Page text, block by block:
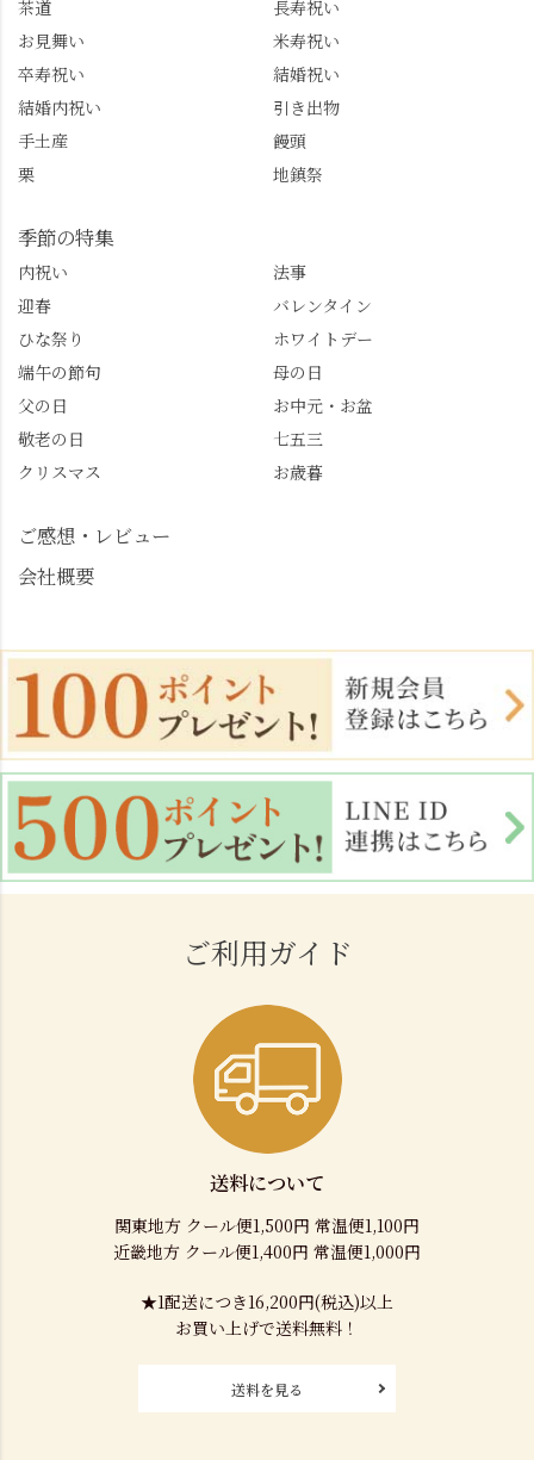
@sense_nagaokakyo 長岡
京市観光協会
@nagaokakyo_tourism ふ
@furufuru_nagaokakyo
物価の値上がりが激し
のガイド活動にしっか
り活かしていきます💪
西山、ほんまにええと
こです。次はあなたを
🚕✨ #京都西山旅感 #京
都西山 #おもてなしタク
こごろ #勝持寺 #正法寺
#善峯寺 #あじさい #あ
じさい供養 #遊龍の松 #
清竹 #なかの邸 #小倉山
荘 #京都観光 #西京区 #
大原野
茶道
長寿祝い
お見舞い
米寿祝い
卒寿祝い
結婚祝い
結婚内祝い
引き出物
手土産
饅頭
栗
地鎮祭
季節の特集
内祝い
法事
迎春
バレンタイン
ひな祭り
ホワイトデー
端午の節句
母の日
父の日
お中元・お盆
敬老の日
七五三
クリスマス
お歳暮
ご感想・レビュー
会社概要
ご利用ガイド
送料について
関東地方 クール便1,500円 常温便1,100円
近畿地方 クール便1,400円 常温便1,000円
★1配送につき16,200円(税込)以上
お買い上げで送料無料！
送料を見る